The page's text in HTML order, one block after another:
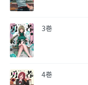
3巻
4巻